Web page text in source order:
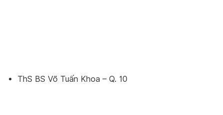
ThS BS Võ Tuấn Khoa – Q. 10